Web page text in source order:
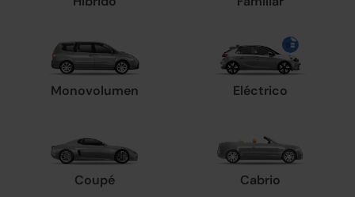
Monovolumen Eléctrico
Coupé Cabrio